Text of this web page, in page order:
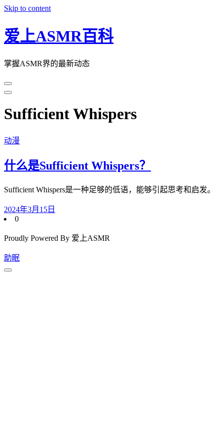
Skip to content
爱上ASMR百科
掌握ASMR界的最新动态
Sufficient Whispers
动漫
什么是Sufficient Whispers？
Sufficient Whispers是一种足够的低语，能够引起思考和启发。
2024年3月15日
0
Proudly Powered By 爱上ASMR
助眠